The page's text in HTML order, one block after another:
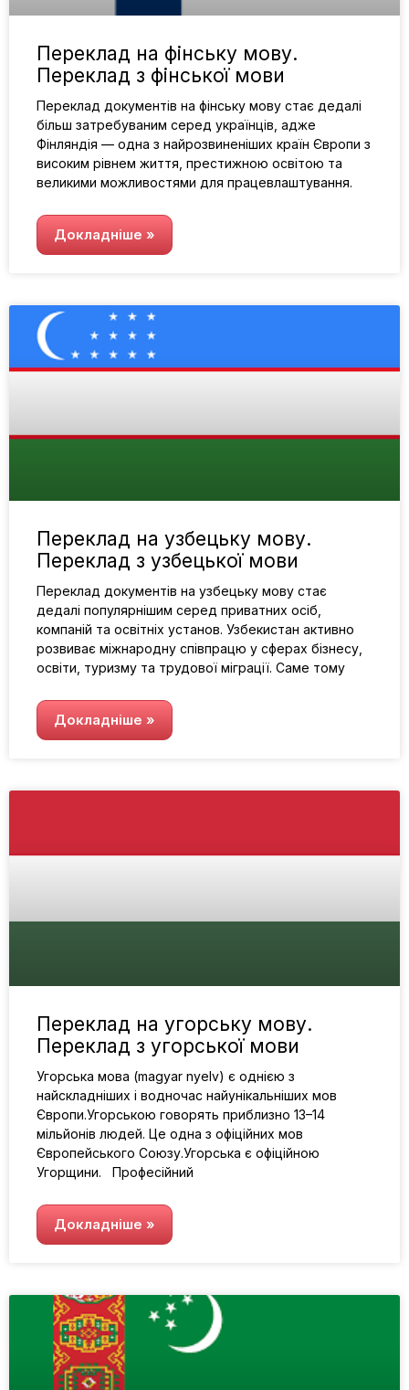
Переклад на фінську мову.
Переклад з фінської мови
Переклад документів на фінську мову стає дедалі
більш затребуваним серед українців, адже
Фінляндія — одна з найрозвиненіших країн Європи з
високим рівнем життя, престижною освітою та
великими можливостями для працевлаштування.
Докладніше »
Переклад на узбецьку мову.
Переклад з узбецької мови
Переклад документів на узбецьку мову стає
дедалі популярнішим серед приватних осіб,
компаній та освітніх установ. Узбекистан активно
розвиває міжнародну співпрацю у сферах бізнесу,
освіти, туризму та трудової міграції. Саме тому
Докладніше »
Переклад на угорську мову.
Переклад з угорської мови
Угорська мова (magyar nyelv) є однією з
найскладніших і водночас найунікальніших мов
Європи.Угорською говорять приблизно 13–14
мільйонів людей. Це одна з офіційних мов
Європейського Союзу.Угорська є офіційною
Угорщини. Професійний
Докладніше »